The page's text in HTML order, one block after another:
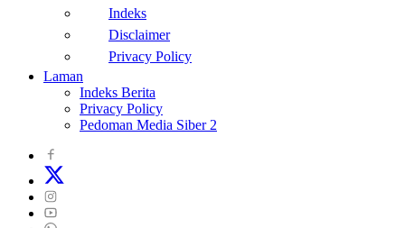
Indeks
Disclaimer
Privacy Policy
Laman
Indeks Berita
Privacy Policy
Pedoman Media Siber 2